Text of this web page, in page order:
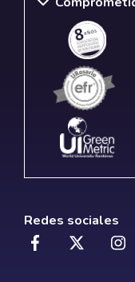
Redes sociales